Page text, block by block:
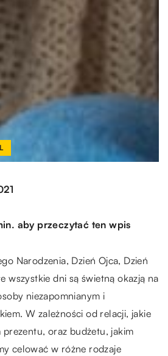
aby przeczytać ten wpis
Narodzenia, Dzień Ojca, Dzień
wszystkie dni są świetną okazją na
niezapomnianym i
W zależności od relacji, jakie
prezentu, oraz budżetu, jakim
celować w różne rodzaje